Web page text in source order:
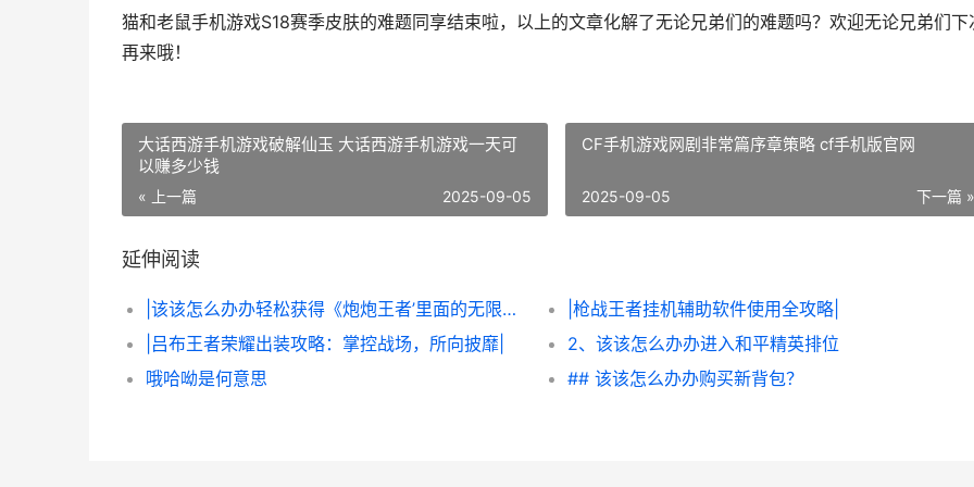
猫和老鼠手机游戏S18赛季皮肤的难题同享结束啦，以上的文章化解了无论兄弟们的难题吗？欢迎无论兄弟们下
再来哦！
大话西游手机游戏破解仙玉 大话西游手机游戏一天可
以赚多少钱
« 上一篇 2025-09-05
CF手机游戏网剧非常篇序章策略 cf手机版官网
下一篇 »
2025-09-05
延伸阅读
|该该怎么办办轻松获得《炮炮王者’里面的无限金币和星星|
|枪战王者挂机辅助软件使用全攻略|
|吕布王者荣耀出装攻略：掌控战场，所向披靡|
2、该该怎么办办进入和平精英排位
哦哈呦是何意思
## 该该怎么办办购买新背包？